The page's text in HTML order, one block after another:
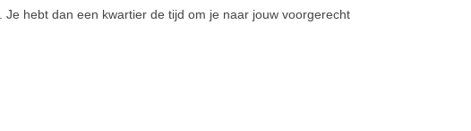
hebt dan een kwartier de tijd om je naar jouw voorgerecht